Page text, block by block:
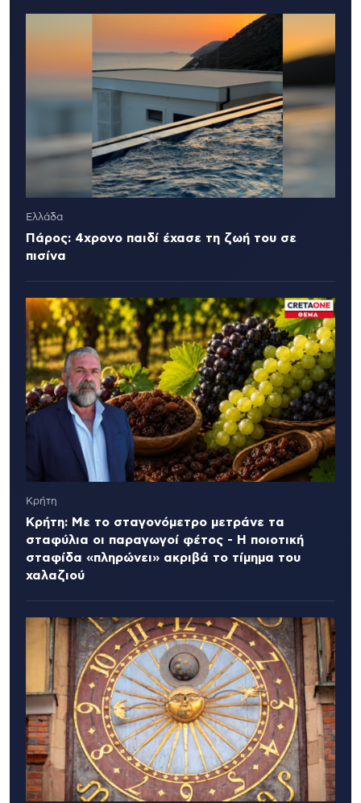
Ελλάδα
Πάρος: 4χρονο παιδί έχασε τη ζωή του σε
πισίνα
Κρήτη
Κρήτη: Με το σταγονόμετρο μετράνε τα
σταφύλια οι παραγωγοί φέτος - Η ποιοτική
σταφίδα «πληρώνει» ακριβά το τίμημα του
χαλαζιού